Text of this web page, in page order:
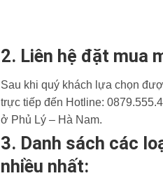
2. Liên hệ đặt mua
Sau khi quý khách lựa chọn
trực tiếp đến Hotline:
ở Phủ Lý – Hà Nam.
3. Danh sách các
nhiều nhất: